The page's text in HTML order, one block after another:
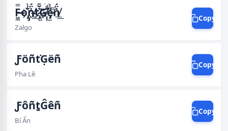
F̶̵͖͚̯̮̤̫̿̆͌͋͡͡o҉̢̡̲͇̌͗̀͢͝n̸͐̈́͟͟͝t҉̷҉̢͖͔̹͛̌͊͘͜͠͡͡G̸҉̜̜̱̄ͩ͆͝͞e̵̡̫̫͍͕̎ͭ̐͟͟͝͞n̸͐̈́͟͟͝
Zalgo
Copy
ƑöñťĢëñ
Pha Lê
Copy
ƑôñṯĜêñ
Bí Ẩn
Copy